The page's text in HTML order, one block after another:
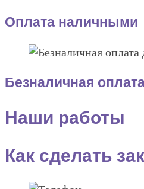
Оплата наличными
Безналичная
Наши работы
Как сделать